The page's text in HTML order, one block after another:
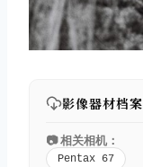
影像器材档案
📷 相关相机：
Pentax 67